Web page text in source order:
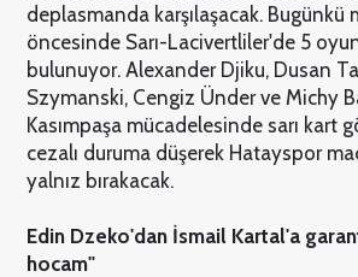
deplasmanda karşılaşacak. Bugünkü
öncesinde Sarı-Lacivertliler'de 5
bulunuyor. Alexander Djiku, Dusan
Szymanski, Cengiz Ünder ve Michy
Kasımpaşa mücadelesinde sarı kart
cezalı duruma düşerek Hatayspor
yalnız bırakacak.
Edin Dzeko'dan İsmail Kartal'a
hocam"